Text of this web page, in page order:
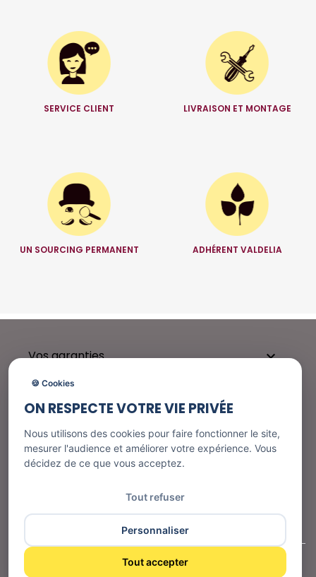
SERVICE CLIENT LIVRAISON ET MONTAGE
UN SOURCING PERMANENT ADHÉRENT VALDELIA
Vos garanties 
Besoin d'aide ?
Nos services
🍪 Cookies
ON RESPECTE VOTRE VIE PRIVÉE
Nous utilisons des cookies pour faire fonctionner le site,
mesurer l'audience et améliorer votre expérience. Vous
décidez de ce que vous acceptez.
Tout refuser
Personnaliser
Tout accepter